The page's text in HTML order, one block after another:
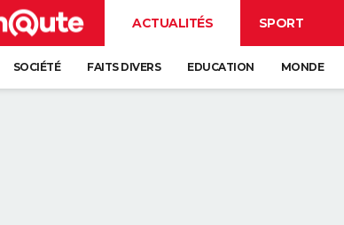
ACTUALITÉS SPORT
SOCIÉTÉ FAITS DIVERS EDUCATION MONDE